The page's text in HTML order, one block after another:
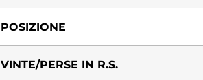
POSIZIONE
VINTE/PERSE IN R.S.